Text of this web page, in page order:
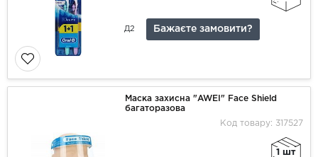
Д2 Бажаєте замовити?
Маска захисна "AWEI" Face Shield
багаторазова
Код товару: 317527
1 шт